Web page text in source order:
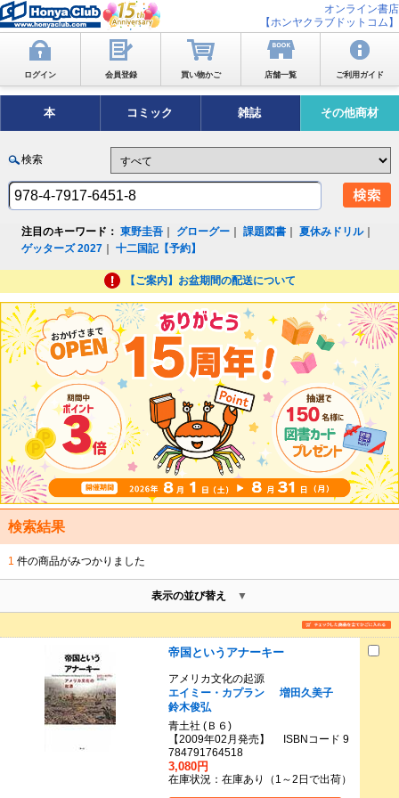
オンライン書店
【ホンヤクラブドットコム】
ログイン 会員登録 買い物かご 店舗一覧 ご利用ガイド
本 コミック 雑誌 その他商材
検索
注目のキーワード： 東野圭吾 グローグー ｜課題図書 ｜夏休みドリル｜
ゲッターズ 2027 ｜十二国記【予約】
【ご案内】お盆期間の配送について
検索結果
1 件の商品がみつかりました
表示の並び替え
帝国というアナーキー
アメリカ文化の起源
エイミー・カプラン
増田久美子
鈴木俊弘
青土社 (Ｂ６)
【2009年02月発売】 ISBNコード 9
784791764518
3,080円
在庫状況：在庫あり（1～2日で出荷）